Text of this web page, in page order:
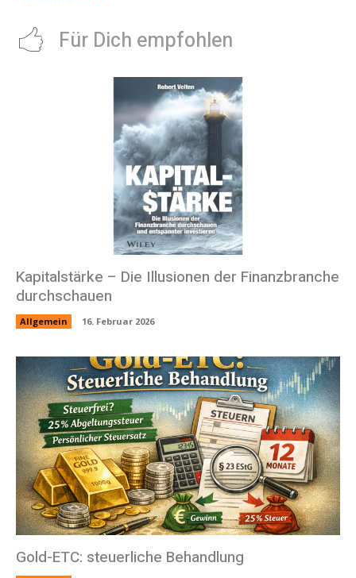
Für Dich empfohlen
Kapitalstärke – Die Illusionen der Finanzbranche
durchschauen
Allgemein 16. Februar 2026
Gold-ETC: steuerliche Behandlung